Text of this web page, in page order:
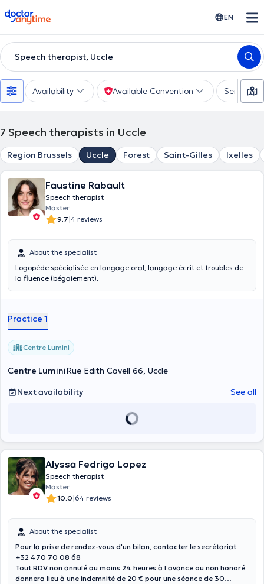
doctoranytime EN
Speech therapist, Uccle
Availability Available Convention Services
7 Speech therapists in Uccle
Region Brussels Uccle Forest Saint-Gilles Ixelles
Faustine Rabault
Speech therapist
Master
9.7|4 reviews
About the specialist
Logopède spécialisée en langage oral, langage écrit et troubles de
la fluence (bégaiement).
Practice 1
Centre Lumini
Centre LuminiRue Edith Cavell 66, Uccle
Next availability
See all
Alyssa Fedrigo Lopez
Speech therapist
Master
10.0|64 reviews
About the specialist
Pour la prise de rendez-vous d'un bilan, contacter le secrétariat :
+32 470 70 08 68
Tout RDV non annulé au moins 24 heures à l’avance ou non honoré
donnera lieu à une indemnité de 20 € pour une séance de 30